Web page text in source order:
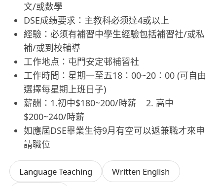
文/或数學
DSE成绩要求：主教科必须達4或以上
經驗：必须有補習中學生經驗包括補習社/或私
補/或到校輔導
工作地点：屯門安定邨補習社
工作時間：星期一至五18：00~20：00 (可自由
選擇每星期上班日子)
薪酬：1.初中$180~200/時薪 2. 高中
$200~240/時薪
如應屆DSE畢業生待9月有空可以返兼職才來申
請職位
Language Teaching
Written English